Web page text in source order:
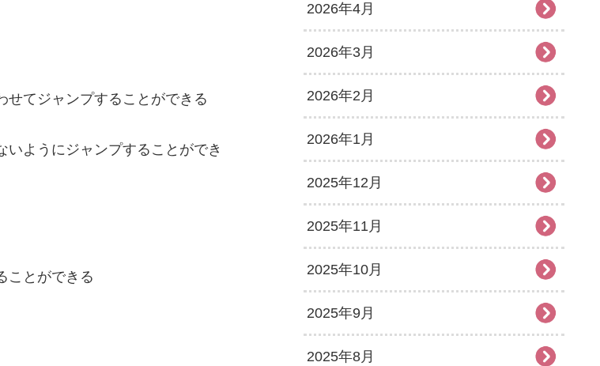
せてジャンプすることができる
いようにジャンプすることができ
ことができる
2026年4月
2026年3月
2026年2月
2026年1月
2025年12月
2025年11月
2025年10月
2025年9月
2025年8月